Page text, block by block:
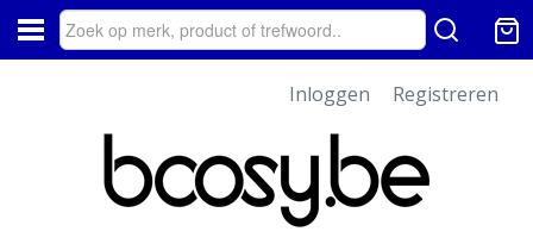
Inloggen Registreren